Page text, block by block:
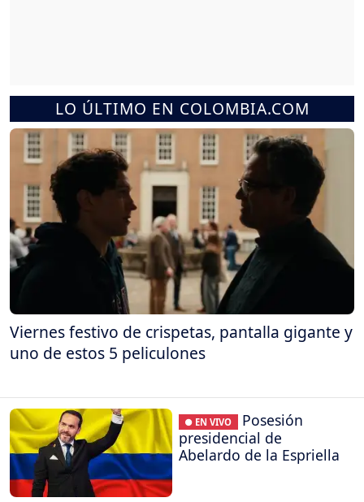
LO ÚLTIMO EN COLOMBIA.COM
Viernes festivo de crispetas, pantalla gigante y
uno de estos 5 peliculones
● EN VIVO
Posesión
presidencial de
Abelardo de la Espriella